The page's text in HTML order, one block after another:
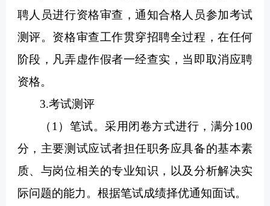
聘人员进行资格审查，通知合格人员参加考试
测评。资格审查工作贯穿招聘全过程，在任何
阶段，凡弄虚作假者一经查实，当即取消应聘
资格。
3.考试测评
（1）笔试。采用闭卷方式进行，满分100
分，主要测试应试者担任职务应具备的基本素
质、与岗位相关的专业知识，以及分析解决实
际问题的能力。根据笔试成绩择优通知面试。